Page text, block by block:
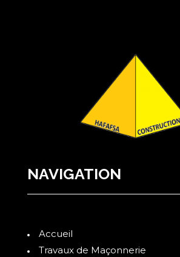
NAVIGATION
Accueil
Travaux de Maçonnerie